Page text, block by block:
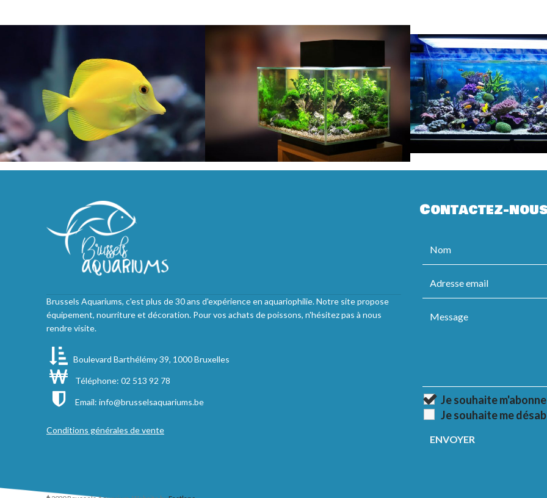
Brussels Aquariums, c'est plus de 30 ans d'expérience en aquariophilie. Notre site propose
équipement, nourriture et décoration. Pour vos achats de poissons, n'hésitez pas à nous
rendre visite.
Boulevard Barthélémy 39, 1000 Bruxelles
Téléphone: 02 513 92 78
Email: info@brusselsaquariums.be
Conditions générales de vente
Contactez-
Je souhaite
Je souhaite me